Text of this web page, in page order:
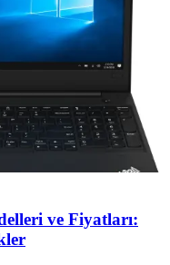
ve Fiyatları: